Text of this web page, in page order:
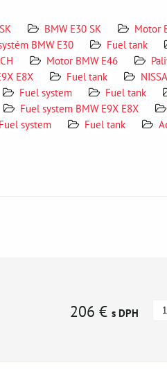
BMW E30 SK Motor
BMW E30 Fuel tank
Motor BMW E46
E8X Fuel tank
Fuel system Fuel tank
Fuel system BMW E9X E8X
Fuel system Fuel tank
206 € s DPH